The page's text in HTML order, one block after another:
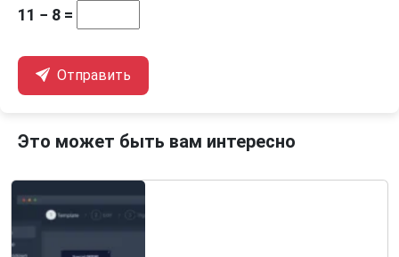
11 − 8 =
Отправить
Это может быть вам интересно